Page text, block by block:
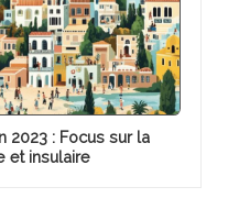
2023 : Focus sur la
et insulaire